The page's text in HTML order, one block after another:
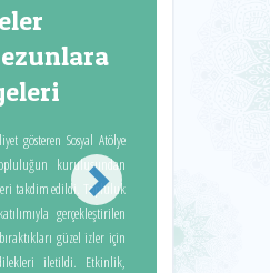
gösteren Sosyal Atölye
kuruluşundan
edildi. Topluluk
gerçekleştirilen
güzel izler için
iletildi. Etkinlik,